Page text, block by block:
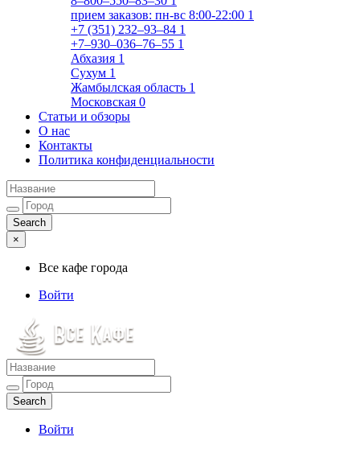
прием заказов: пн-вс 8:00-22:00 1
+7 (351) 232‒93‒84 1
+7‒930‒036‒76‒55 1
Абхазия 1
Сухум 1
Жамбылская область 1
Московская 0
Статьи и обзоры
О нас
Контакты
Политика конфиденциальности
×
Все кафе города
Войти
Все кафе города
Каталог хороших кафе
Войти